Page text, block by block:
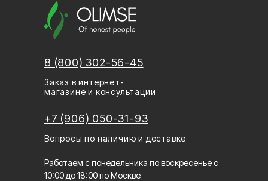
8 (800) 302-56-45
Заказ в интернет-
магазине и консультации
Вопросы по наличию и доставке
+7 (906) 050-31-93
Работаем с понедельника по воскресенье с
10:00 до 18:00 по Москве